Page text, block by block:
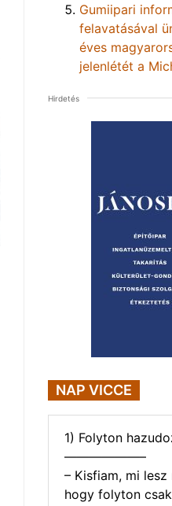
Gumiipari
felavatásával
éves
jelenlétét a
Hirdetés
NAP VICCE
1) Folyton
——————–
– Kisfiam, mi
hogy folyton csak